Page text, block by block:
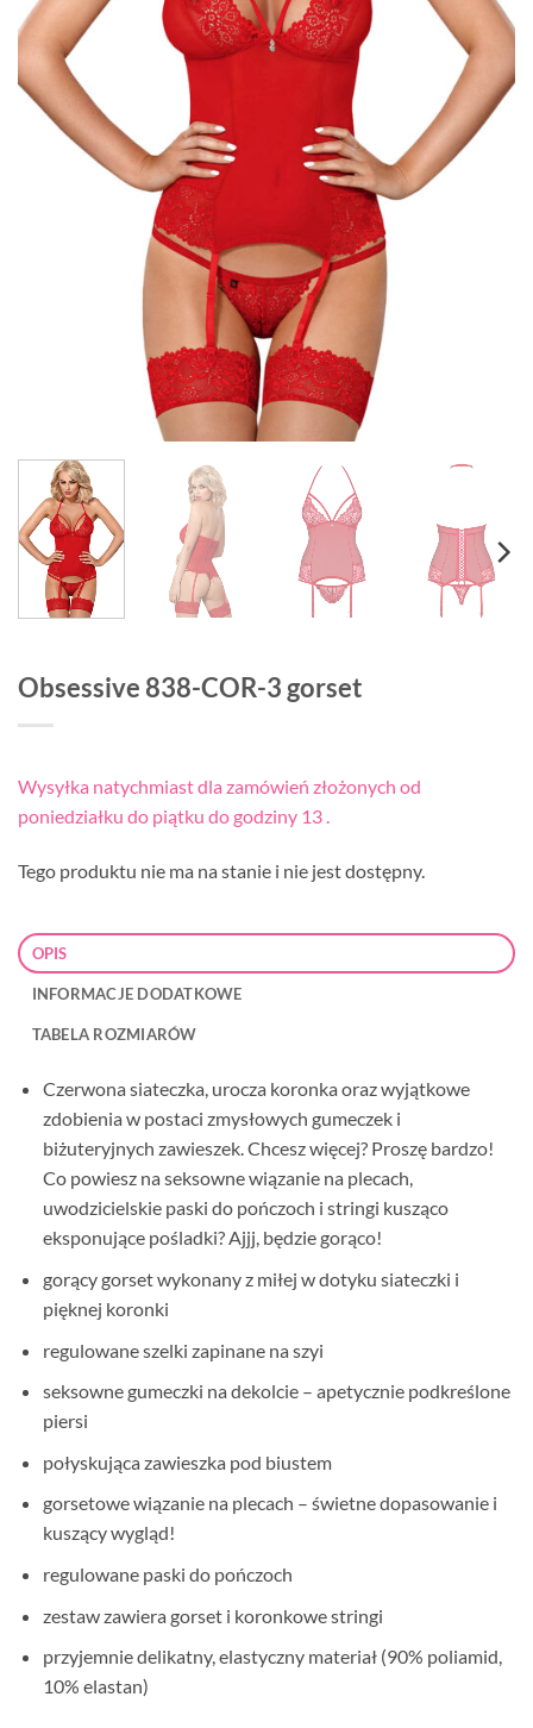
Obsessive 838-COR-3 gorset
Wysyłka natychmiast dla zamówień złożonych od
poniedziałku do piątku do godziny 13 .
Tego produktu nie ma na stanie i nie jest dostępny.
OPIS
INFORMACJE DODATKOWE
TABELA ROZMIARÓW
Czerwona siateczka, urocza koronka oraz wyjątkowe
zdobienia w postaci zmysłowych gumeczek i
biżuteryjnych zawieszek. Chcesz więcej? Proszę bardzo!
Co powiesz na seksowne wiązanie na plecach,
uwodzicielskie paski do pończoch i stringi kusząco
eksponujące pośladki? Ajjj, będzie gorąco!
gorący gorset wykonany z miłej w dotyku siateczki i
pięknej koronki
regulowane szelki zapinane na szyi
seksowne gumeczki na dekolcie – apetycznie podkreślone
piersi
połyskująca zawieszka pod biustem
gorsetowe wiązanie na plecach – świetne dopasowanie i
kuszący wygląd!
regulowane paski do pończoch
zestaw zawiera gorset i koronkowe stringi
przyjemnie delikatny, elastyczny materiał (90% poliamid,
10% elastan)